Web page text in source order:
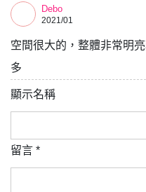
Debo
2021/01
空間很大的，整體非常明
多
顯示名稱
留言 *